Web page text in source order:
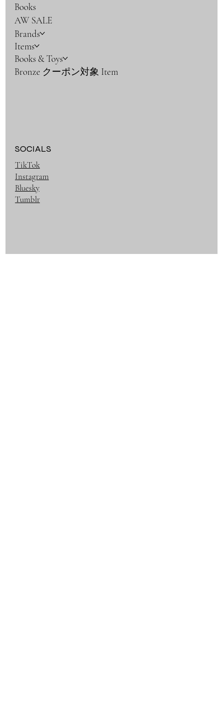
Books
AW SALE
Brands
Items
Books & Toys
Bronze クーポン対象 Item
SOCIALS
TikTok
Instagram
Bluesky
Tumblr